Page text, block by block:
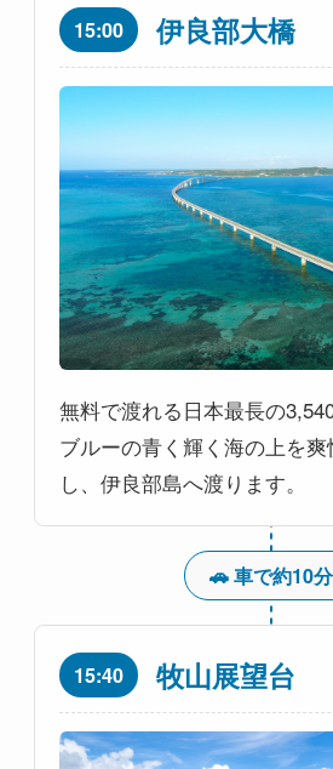
15:00 伊良部大橋
無料で渡れる日本最長の
ブルーの青く輝く海の上を
し、伊良部島へ渡ります。
🚗 車で約10分
15:40 牧山展望台